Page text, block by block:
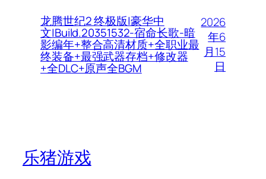
龙腾世纪2 终极版|豪华中
文|Build.20351532-宿命长歌-暗
影编年+整合高清材质+全职业最
终装备+最强武器存档+修改器
+全DLC+原声全BGM
2026
年6
月15
日
乐猪游戏